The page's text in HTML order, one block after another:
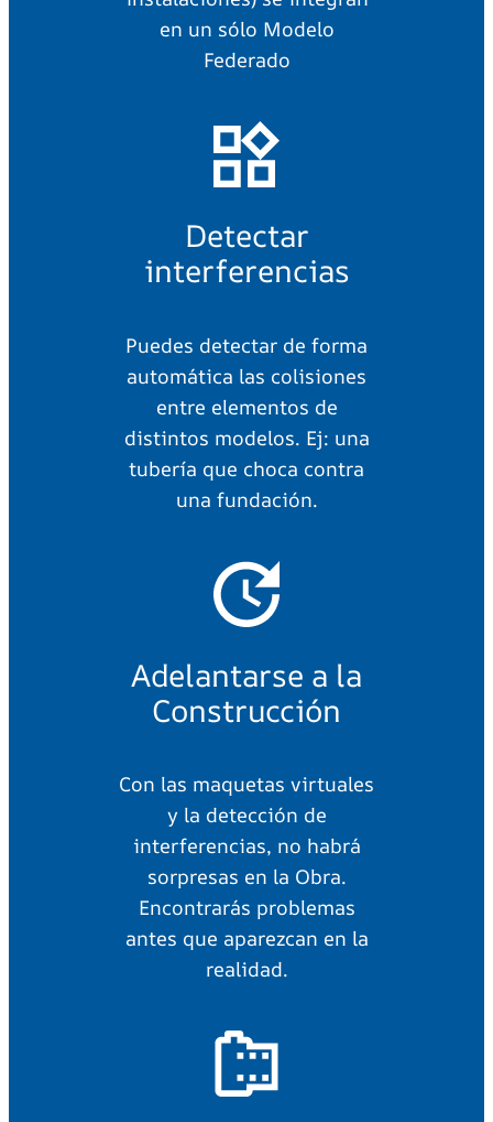
en un sólo Modelo
Federado
Detectar
interferencias
Puedes detectar de forma
automática las colisiones
entre elementos de
distintos modelos. Ej: una
tubería que choca contra
una fundación.
Adelantarse a la
Construcción
Con las maquetas virtuales
y la detección de
interferencias, no habrá
sorpresas en la Obra.
Encontrarás problemas
antes que aparezcan en la
realidad.